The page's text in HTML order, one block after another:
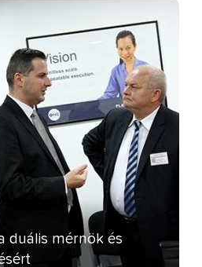
duális mérnök és